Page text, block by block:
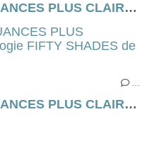
Un résumé rigolo de 50 NUANCES PLUS CLAIRES, le tome 3 de la trilogie FIFTY SHADES de EL James - Partie 3.
Un résumé rigolo de 50 NUANCES PLUS CLAIRES, le tome 3 de la trilogie FIFTY SHADES de EL James - Partie 2.